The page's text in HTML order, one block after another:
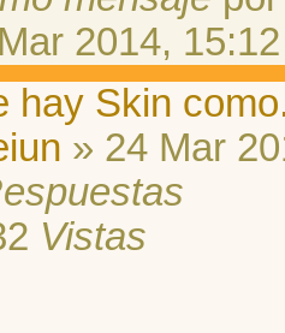
2014, 15:12
hay Skin
» 24 Mar
Vistas